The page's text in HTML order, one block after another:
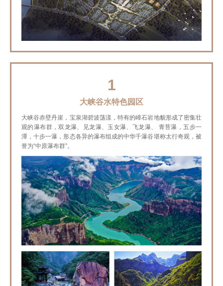
1
大峡谷水特色园区
大峡谷赤壁丹崖，宝泉湖碧波荡漾，特有的嶂石岩地貌形成了密集壮
观的瀑布群，双龙瀑、见龙瀑、玉女瀑、飞龙瀑、 青苔瀑，五步一
潭，十步一瀑，形态各异的瀑布组成的中华千瀑谷堪称太行奇观，被
誉为“中原瀑布群”。